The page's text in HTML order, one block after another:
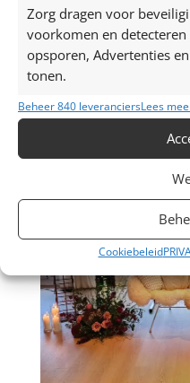
Zorg dragen voor
voorkomen en
opsporen, Advertenties
tonen.
Beheer 840 leveranciersLees
Cookiebeleid
februari
Event